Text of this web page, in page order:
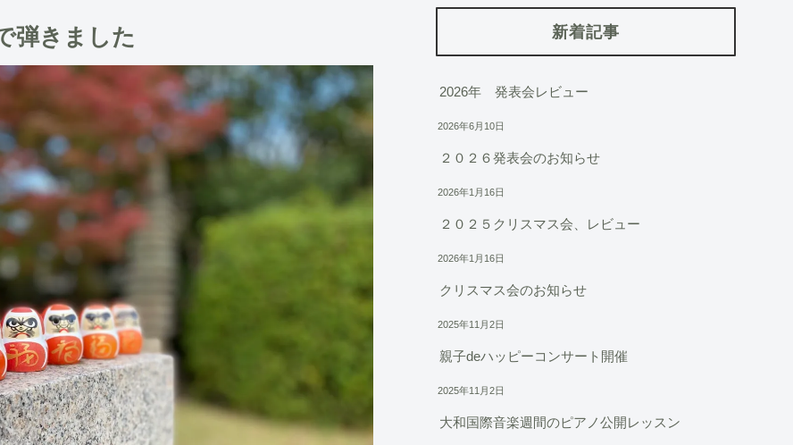
弾きました 新着記事
2026年 発表会レビュー
2026年6月10日
２０２６発表会のお知らせ
2026年1月16日
２０２５クリスマス会、レビュー
2026年1月16日
クリスマス会のお知らせ
2025年11月2日
親子deハッピーコンサート開催
2025年11月2日
大和国際音楽週間のピアノ公開レッスン